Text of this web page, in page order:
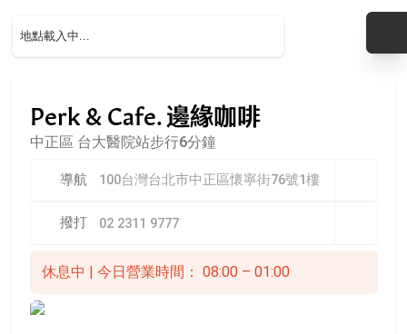
Perk & Cafe. 邊緣咖啡
中正區 台大醫院站步行6分鐘
導航 100台灣台北市中正區懷寧街76號1樓
撥打 02 2311 9777
休息中 | 今日營業時間： 08:00 – 01:00